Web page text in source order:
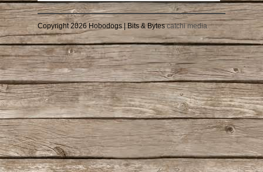
Copyright 2026 Hobodogs | Bits & Bytescatchi media